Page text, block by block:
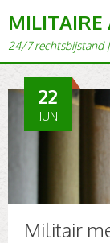
MILITAIRE
24/7 rechts­bi­j­s­tand
Militair
22
JUN